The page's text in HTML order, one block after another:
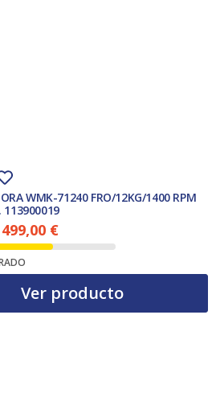
WMK-71240 FRO/12KG/1400 RPM
113900019
El precio original era: 511,43 €.
499,00 €
El precio actual es: 499,00 €.
Ver producto